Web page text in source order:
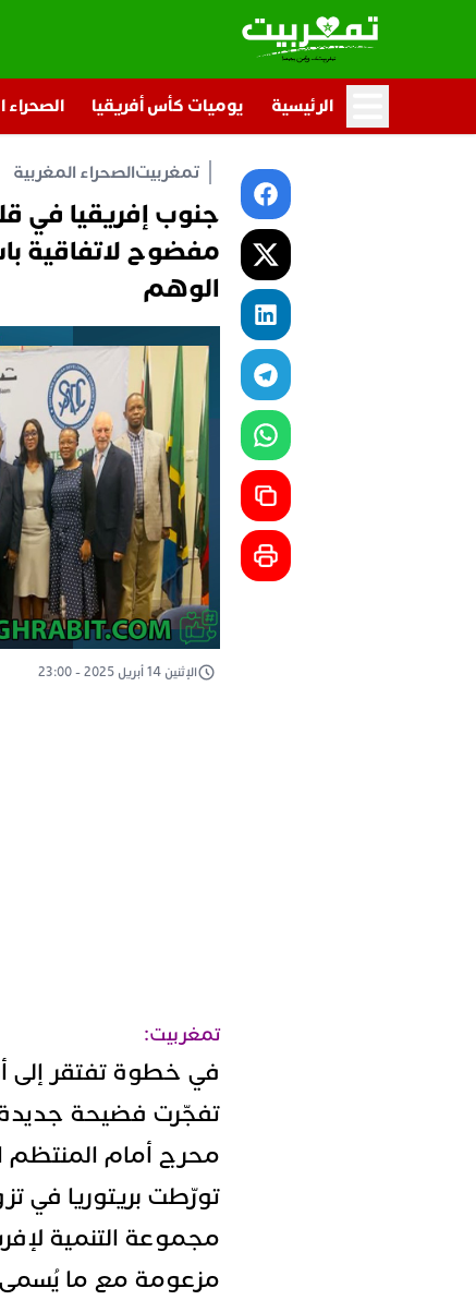
الرئيسية يوميات كأس أفريقيا الصحراء
تمغربيتالصحراء المغربية
جنوب إفريقيا في
مفضوح لاتفاقية
الوهم
الإثنين 14 أبريل 2025 - 23:00
تمغربيت:
في خطوة تفتقر إلى
تفجّرت فضيحة
محرج أمام المنتظم
تورّطت بريتوريا في
مزعومة مع ما يُسمى